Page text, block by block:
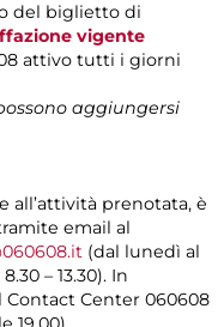
del biglietto di
vigente
attivo tutti i giorni
aggiungersi
all’attività prenotata, è
email al
(dal lunedì al
– 13.30). In
Contact Center 060608